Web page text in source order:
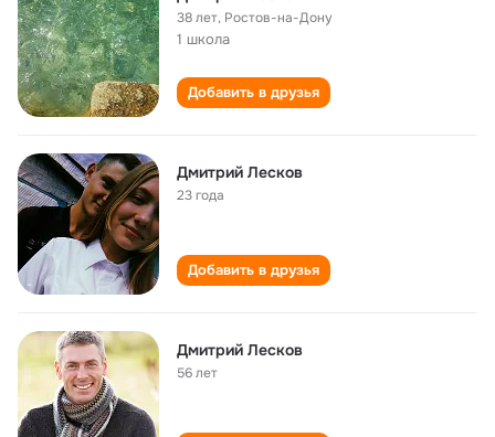
38 лет, Ростов-на-Дону
1 школа
Добавить в друзья
Дмитрий Лесков
23 года
Добавить в друзья
Дмитрий Лесков
56 лет